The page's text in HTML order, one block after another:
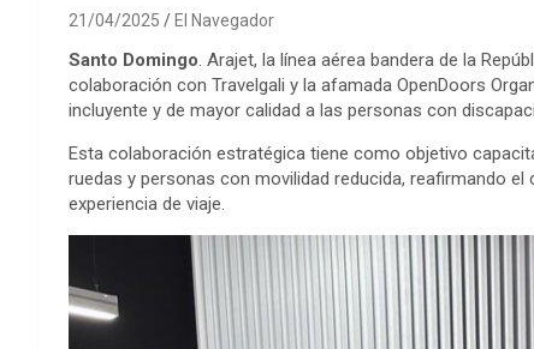
21/04/2025 El Navegador
Santo Domingo. Arajet, la línea aérea bandera de la
colaboración con Travelgali y la afamada OpenDoors
incluyente y de mayor calidad a las personas con
Esta colaboración estratégica tiene como objetivo
ruedas y personas con movilidad reducida, reafirmando
experiencia de viaje.